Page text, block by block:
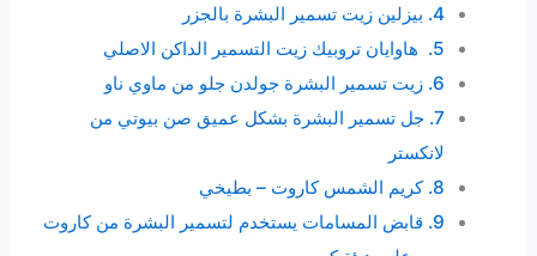
4. بيزلين زيت تسمير البشرة بالجزر
5. هاوايان تروبيك زيت التسمير الداكن الاصلي
6. زيت تسمير البشرة جولدن جلو من ماوي ناو
7. جل تسمير البشرة بشكل عميق صن بيوتي من
لانكستر
8. كريم الشمس كاروت – بطيخي
9. قابض المسامات يستخدم لتسمير البشرة من كاروت